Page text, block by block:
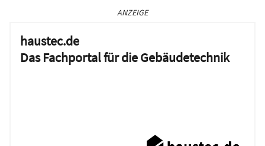
ANZEIGE
haustec.de
Das Fachportal für die Gebäudetechnik